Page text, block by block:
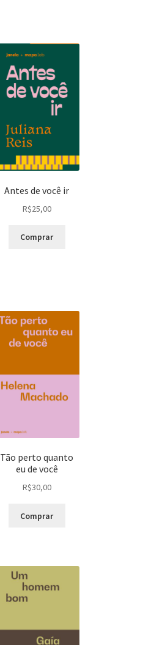
Antes de você ir
R$25,00
Comprar
Tão perto quanto
eu de você
R$30,00
Comprar